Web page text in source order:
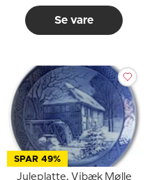
Se vare
SPAR 49%
Juleplatte, Vibæk Mølle